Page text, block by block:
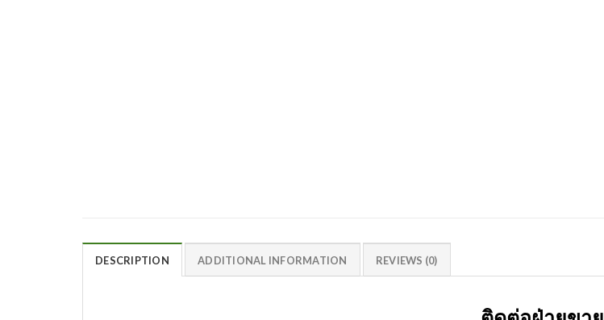
DESCRIPTION ADDITIONAL INFORMATION REVIEWS (0)